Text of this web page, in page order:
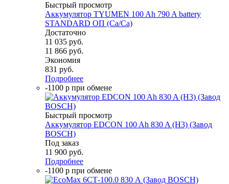
Быстрый просмотр
Аккумулятор TYUMEN 100 Ah 790 A battery
STANDARD ОП (Ca/Ca)
Достаточно
11 035 руб.
11 866 руб.
Экономия
831 руб.
Подробнее
-1100 р при обмене
Быстрый просмотр
Аккумулятор EDCON 100 Ah 830 A (H3) (Завод
BOSCH)
Под заказ
11 900 руб.
Подробнее
-1100 р при обмене